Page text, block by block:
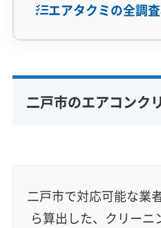
エアタクミの全調査
完全分解洗浄 部分クリーニング
保証付き アフターフォロー
エコ洗剤使用
二戸市のエアコンク
二戸市で対応可能な業
ら算出した、クリーニ